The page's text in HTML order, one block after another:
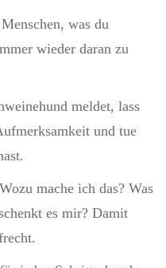
was du
wieder daran zu
meldet, lass
und tue
mache ich das? Was
es mir? Damit